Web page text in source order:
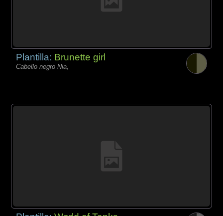
Plantilla: Brunette girl
Cabello negro Nia,